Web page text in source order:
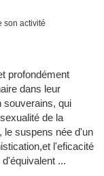
son activité
profondément
dans leur
souverains, qui
de la
le suspens née d'un
l'eficacité
...